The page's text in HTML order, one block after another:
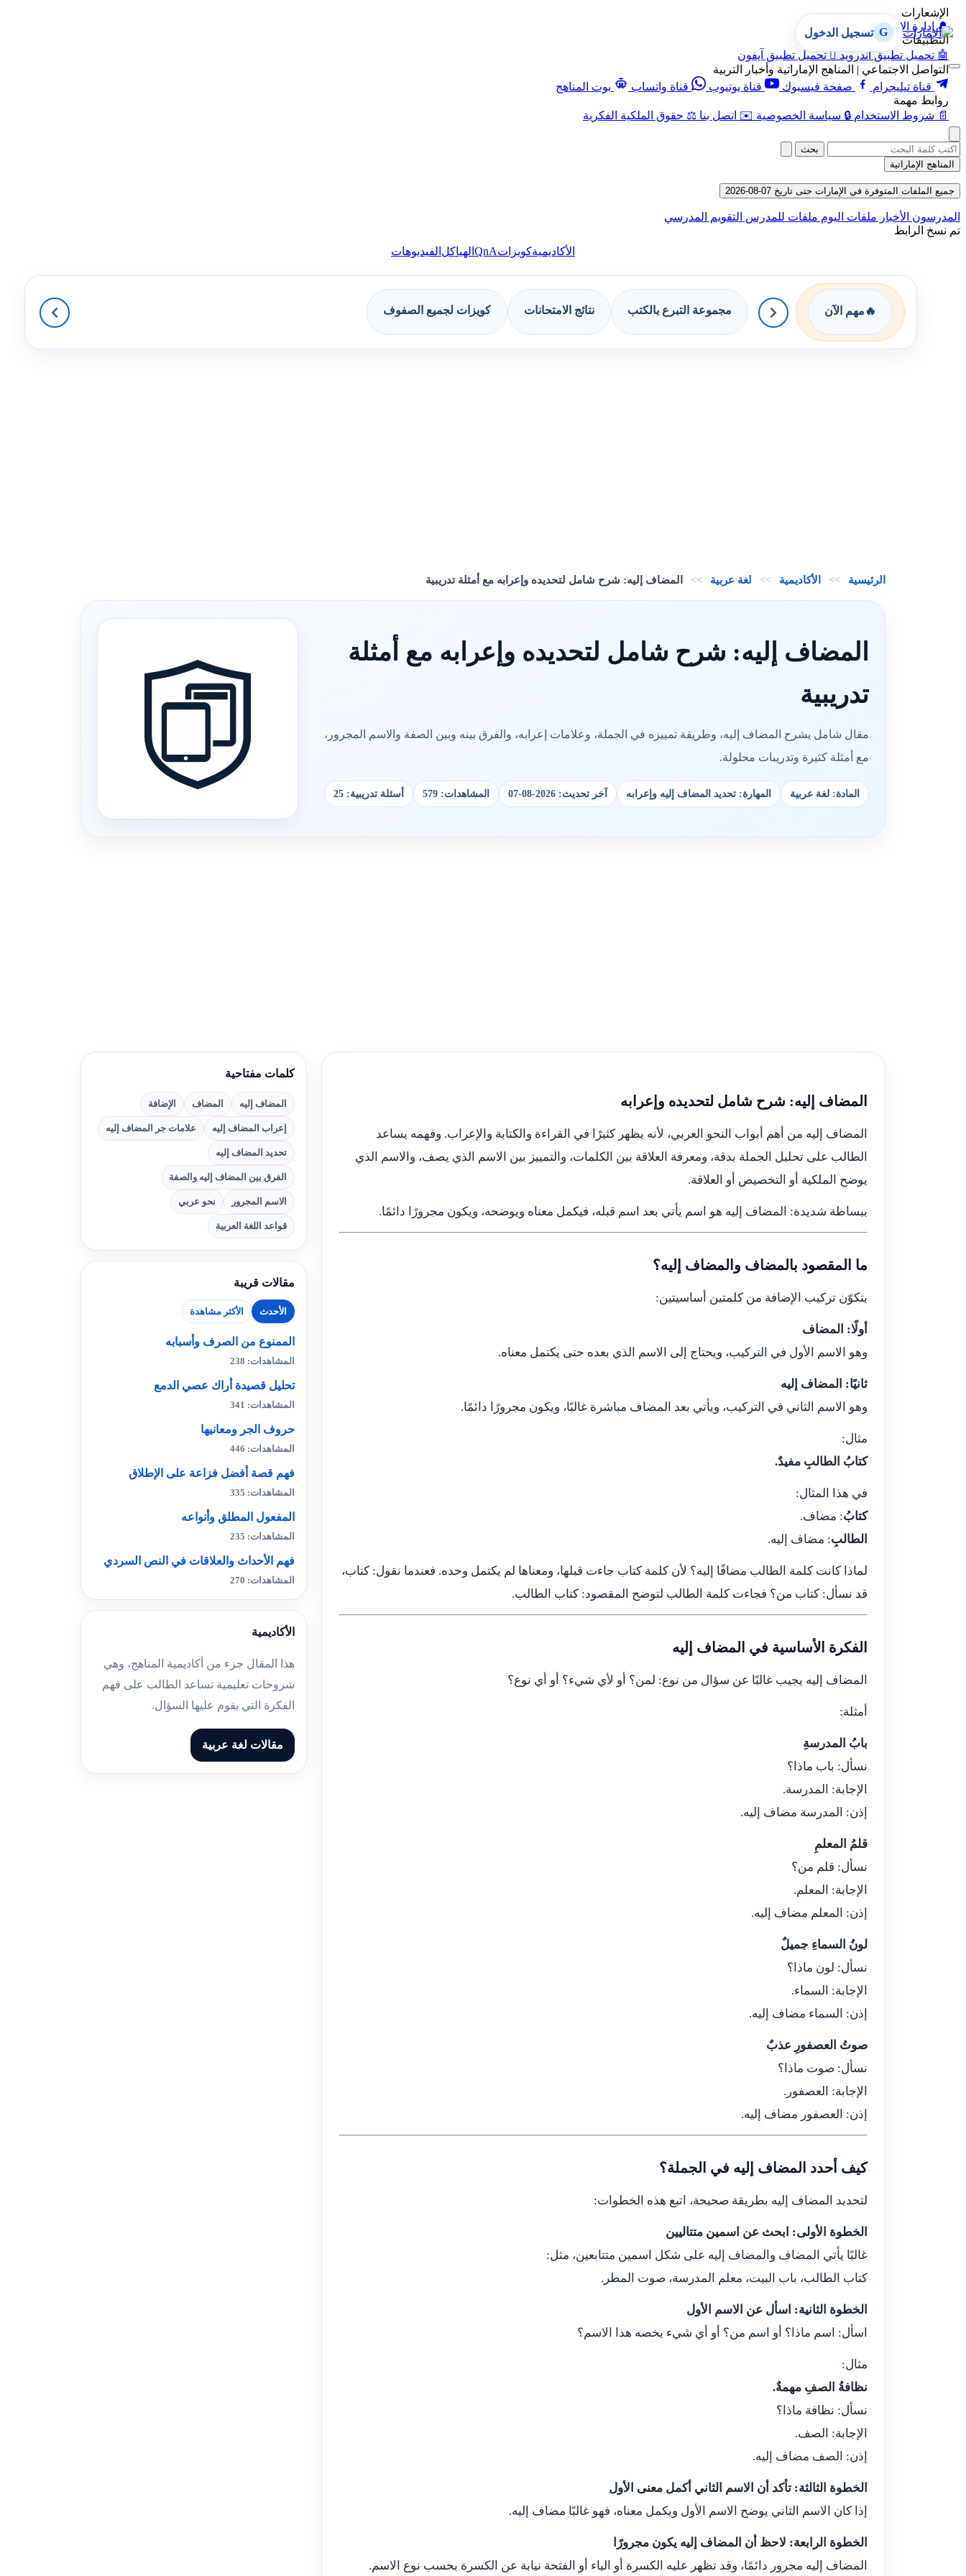
الإشعارات
🔔 إدارة الإشعارات
التطبيقات
🤖 تحميل تطبيق أندرويد  تحميل تطبيق آيفون
التواصل الاجتماعي | المناهج الإماراتية وأخبار التربية
قناة تيليجرام
صفحة فيسبوك قناة يوتيوب قناة واتساب
بوت المناهج
روابط مهمة
📄 شروط الاستخدام 🔒 سياسة الخصوصية ✉️ اتصل بنا ⚖️ حقوق الملكية الفكرية
G تسجيل الدخول
بحث
المناهج الإماراتية
جميع الملفات المتوفرة في الإمارات حتى تاريخ 07-08-2026
المدرسون الأخبار ملفات اليوم ملفات للمدرس التقويم المدرسي
تم نسخ الرابط
الأكاديميةكويزاتQnA الهياكل الفيديوهات
🔥 مهم الآن مجموعة التبرع بالكتب نتائج الامتحانات كويزات لجميع الصفوف
الرئيسية >> الأكاديمية >> لغة عربية >> المضاف إليه: شرح شامل لتحديده وإعرابه مع أمثلة تدريبية
المضاف إليه: شرح شامل لتحديده وإعرابه مع أمثلة
تدريبية
مقال شامل يشرح المضاف إليه، وطريقة تمييزه في الجملة، وعلامات إعرابه، والفرق بينه وبين الصفة والاسم المجرور،
مع أمثلة كثيرة وتدريبات محلولة.
المادة: لغة عربية المهارة: تحديد المضاف إليه وإعرابه آخر تحديث: 2026-08-07 المشاهدات: 579 أسئلة تدريبية: 25
المضاف إليه: شرح شامل لتحديده وإعرابه
المضاف إليه من أهم أبواب النحو العربي، لأنه يظهر كثيرًا في القراءة والكتابة والإعراب. وفهمه يساعد
الطالب على تحليل الجملة بدقة، ومعرفة العلاقة بين الكلمات، والتمييز بين الاسم الذي يصف، والاسم الذي
يوضح الملكية أو التخصيص أو العلاقة.
ببساطة شديدة: المضاف إليه هو اسم يأتي بعد اسم قبله، فيكمل معناه ويوضحه، ويكون مجرورًا دائمًا.
ما المقصود بالمضاف والمضاف إليه؟
يتكوّن تركيب الإضافة من كلمتين أساسيتين:
أولًا: المضاف
وهو الاسم الأول في التركيب، ويحتاج إلى الاسم الذي بعده حتى يكتمل معناه.
ثانيًا: المضاف إليه
وهو الاسم الثاني في التركيب، ويأتي بعد المضاف مباشرة غالبًا، ويكون مجرورًا دائمًا.
مثال:
كتابُ الطالبِ مفيدٌ.
في هذا المثال:
كتابُ: مضاف.
الطالبِ: مضاف إليه.
لماذا كانت كلمة الطالب مضافًا إليه؟ لأن كلمة كتاب جاءت قبلها، ومعناها لم يكتمل وحده. فعندما نقول: كتاب،
قد نسأل: كتاب من؟ فجاءت كلمة الطالب لتوضح المقصود: كتاب الطالب.
الفكرة الأساسية في المضاف إليه
المضاف إليه يجيب غالبًا عن سؤال من نوع: لمن؟ أو لأي شيء؟ أو أي نوع؟
أمثلة:
بابُ المدرسةِ
نسأل: باب ماذا؟
الإجابة: المدرسة.
إذن: المدرسة مضاف إليه.
قلمُ المعلمِ
نسأل: قلم من؟
الإجابة: المعلم.
إذن: المعلم مضاف إليه.
لونُ السماءِ جميلٌ
نسأل: لون ماذا؟
الإجابة: السماء.
إذن: السماء مضاف إليه.
صوتُ العصفورِ عذبٌ
نسأل: صوت ماذا؟
الإجابة: العصفور.
إذن: العصفور مضاف إليه.
كيف أحدد المضاف إليه في الجملة؟
لتحديد المضاف إليه بطريقة صحيحة، اتبع هذه الخطوات:
الخطوة الأولى: ابحث عن اسمين متتاليين
غالبًا يأتي المضاف والمضاف إليه على شكل اسمين متتابعين، مثل:
كتاب الطالب، باب البيت، معلم المدرسة، صوت المطر.
الخطوة الثانية: اسأل عن الاسم الأول
اسأل: اسم ماذا؟ أو اسم من؟ أو أي شيء يخصه هذا الاسم؟
مثال:
نظافةُ الصفِ مهمةٌ.
نسأل: نظافة ماذا؟
الإجابة: الصف.
إذن: الصف مضاف إليه.
الخطوة الثالثة: تأكد أن الاسم الثاني أكمل معنى الأول
إذا كان الاسم الثاني يوضح الاسم الأول ويكمل معناه، فهو غالبًا مضاف إليه.
الخطوة الرابعة: لاحظ أن المضاف إليه يكون مجرورًا
المضاف إليه مجرور دائمًا، وقد تظهر عليه الكسرة أو الياء أو الفتحة نيابة عن الكسرة بحسب نوع الاسم.
كلمات مفتاحية
المضاف إليه المضاف الإضافة
إعراب المضاف إليه علامات جر المضاف إليه
تحديد المضاف إليه
الفرق بين المضاف إليه والصفة
الاسم المجرور نحو عربي
قواعد اللغة العربية
مقالات قريبة
الأحدث الأكثر مشاهدة
الممنوع من الصرف وأسبابه
المشاهدات: 238
تحليل قصيدة أراك عصي الدمع
المشاهدات: 341
حروف الجر ومعانيها
المشاهدات: 446
فهم قصة أفضل فزاعة على الإطلاق
المشاهدات: 335
المفعول المطلق وأنواعه
المشاهدات: 235
فهم الأحداث والعلاقات في النص السردي
المشاهدات: 270
الأكاديمية
هذا المقال جزء من أكاديمية المناهج، وهي
شروحات تعليمية تساعد الطالب على فهم
الفكرة التي يقوم عليها السؤال.
مقالات لغة عربية